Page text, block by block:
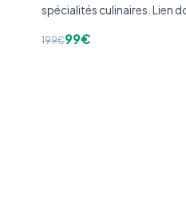
spécialités culinaires. Lien
199€99€